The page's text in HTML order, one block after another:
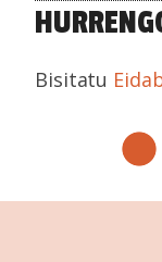
Bisitatu